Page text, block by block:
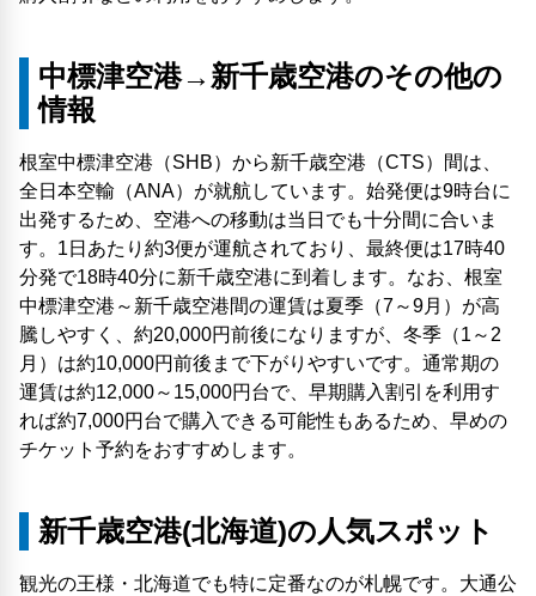
中標津空港→新千歳空港のその他の
情報
根室中標津空港（SHB）から新千歳空港（CTS）間は、
全日本空輸（ANA）が就航しています。始発便は9時台に
出発するため、空港への移動は当日でも十分間に合いま
す。1日あたり約3便が運航されており、最終便は17時40
分発で18時40分に新千歳空港に到着します。なお、根室
中標津空港～新千歳空港間の運賃は夏季（7～9月）が高
騰しやすく、約20,000円前後になりますが、冬季（1～2
月）は約10,000円前後まで下がりやすいです。通常期の
運賃は約12,000～15,000円台で、早期購入割引を利用す
れば約7,000円台で購入できる可能性もあるため、早めの
チケット予約をおすすめします。
新千歳空港(北海道)の人気スポット
観光の王様・北海道でも特に定番なのが札幌です。大通公